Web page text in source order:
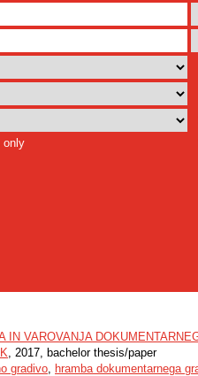
only
IN VAROVANJA
, 2017, bachelor thesis/paper
gradivo, hramba dokumentarnega